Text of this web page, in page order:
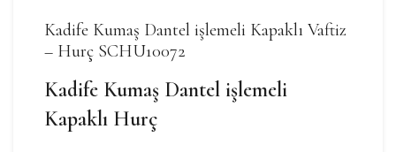
Kadife Kumaş Dantel işlemeli Kapaklı Vaftiz
– Hurç SCHU10072
Kadife Kumaş Dantel işlemeli
Kapaklı Hurç